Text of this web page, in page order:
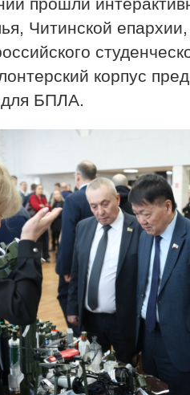
Читинской
корпус
для БПЛА.